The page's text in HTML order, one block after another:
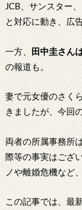
JCB、サンスター
と対応に動き、広
一方、 田中圭さん
の報道も。
妻で元女優のさく
きましたが、今回
両者の所属事務所
際等の事実はござ
ノや離婚危機など
この記事では、最